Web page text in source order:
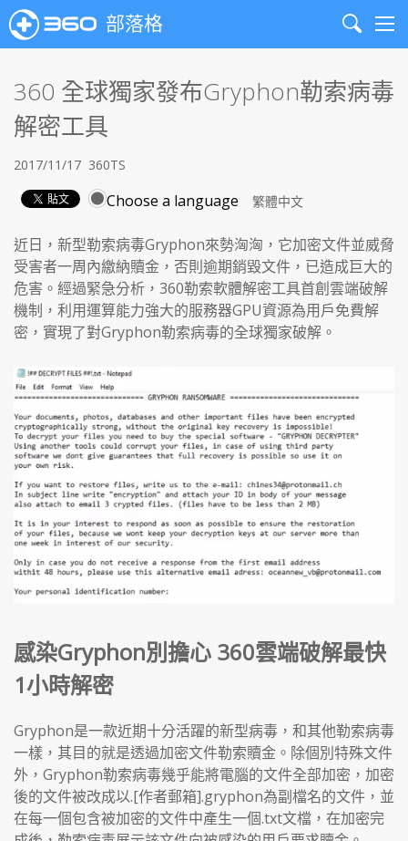
部落格
Search
360 全球獨家發布Gryphon勒索病毒
解密工具
2017/11/17 360TS
Choose a language
近日，新型勒索病毒Gryphon來勢洶洶，它加密文件並威脅
受害者一周內繳納贖金，否則逾期銷毀文件，已造成巨大的
危害。經過緊急分析，360勒索軟體解密工具首創雲端破解
機制，利用運算能力強大的服務器GPU資源為用戶免費解
密，實現了對Gryphon勒索病毒的全球獨家破解。
感染Gryphon別擔心 360雲端破解最快
1小時解密
Gryphon是一款近期十分活躍的新型病毒，和其他勒索病毒
一樣，其目的就是透過加密文件勒索贖金。除個別特殊文件
外，Gryphon勒索病毒幾乎能將電腦的文件全部加密，加密
後的文件被改成以.[作者郵箱].gryphon為副檔名的文件，並
在每一個包含被加密的文件中產生一個.txt文檔，在加密完